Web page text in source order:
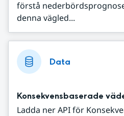
förstå
denna vägled...
Data
Konsekvensbaserade
Ladda ner API för